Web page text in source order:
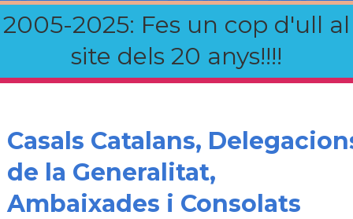
2005-2025: Fes un cop d'ull al
site dels 20 anys!!!!
Casals Catalans,
de la Generalitat,
Ambaixades i Consolats